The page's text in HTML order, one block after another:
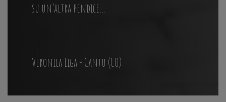
su un’altra pendice…
Veronica Liga - Cantu (CO)